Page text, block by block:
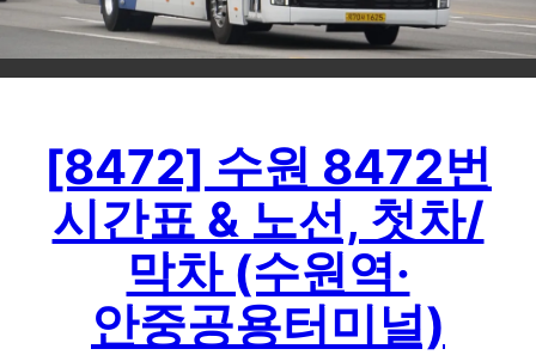
[8472] 수원 8472번
시간표 & 노선, 첫차/
막차 (수원역·
안중공용터미널)